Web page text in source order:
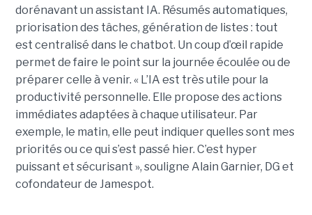
dorénavant un assistant IA. Résumés automatiques,
priorisation des tâches, génération de listes : tout
est centralisé dans le chatbot. Un coup d’œil rapide
permet de faire le point sur la journée écoulée ou de
préparer celle à venir. « L’IA est très utile pour la
productivité personnelle. Elle propose des actions
immédiates adaptées à chaque utilisateur. Par
exemple, le matin, elle peut indiquer quelles sont mes
priorités ou ce qui s’est passé hier. C’est hyper
puissant et sécurisant », souligne Alain Garnier, DG et
cofondateur de Jamespot.